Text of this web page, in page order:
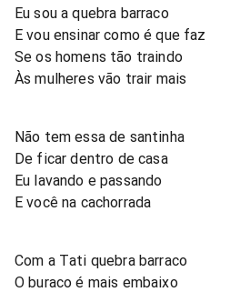
Eu sou a quebra barraco
E vou ensinar como é que faz
Se os homens tão traindo
Às mulheres vão trair mais
Não tem essa de santinha
De ficar dentro de casa
Eu lavando e passando
E você na cachorrada
Com a Tati quebra barraco
O buraco é mais embaixo